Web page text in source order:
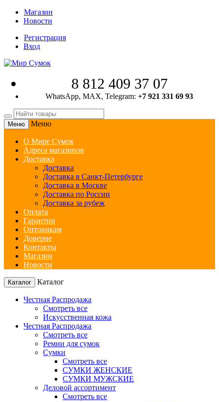
Магазин
Новости
Регистрация
Вход
8 812 409 37 07
WhatsApp, MAX, Telegram: +7 921 331 69 93
Меню Меню
О Мире Сумок
Адреса магазинов
Доставка
Доставка
Доставка в Санкт-Петербурге
Доставка в Москве
Доставка по России
Доставка за рубеж
Оплата
Гарантии
Оптовикам
Доверие
Контакты
Магазин
Новости
Каталог Каталог
Честная Распродажа
Смотреть все
Искусственная кожа
Честная Распродажа
Смотреть все
Ремни для сумок
Сумки
Смотреть все
СУМКИ ЖЕНСКИЕ
СУМКИ МУЖСКИЕ
Деловой ассортимент
Смотреть все